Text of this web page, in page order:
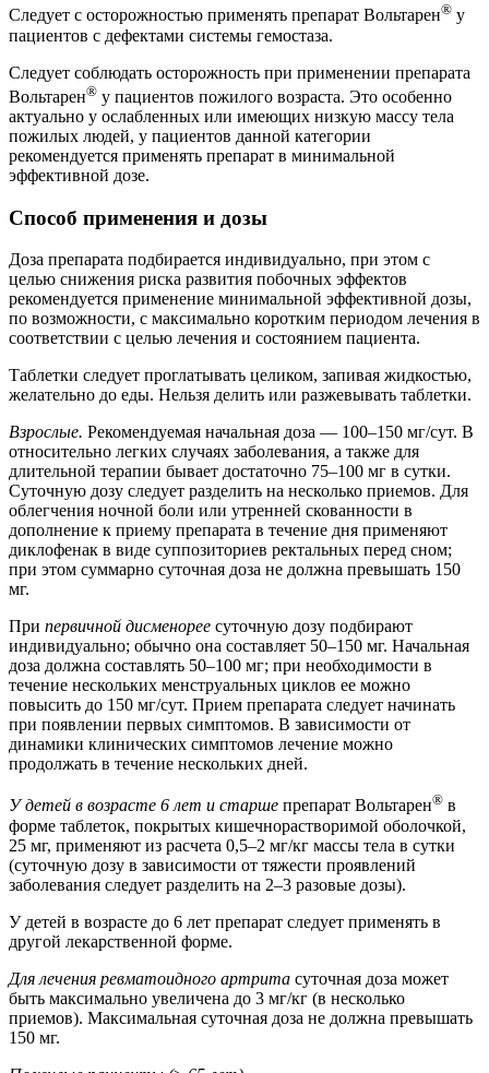
Следует с осторожностью применять препарат Вольтарен® у
пациентов с дефектами системы гемостаза.
Следует соблюдать осторожность при применении препарата
Вольтарен® у пациентов пожилого возраста. Это особенно
актуально у ослабленных или имеющих низкую массу тела
пожилых людей, у пациентов данной категории
рекомендуется применять препарат в минимальной
эффективной дозе.
Способ применения и дозы
Доза препарата подбирается индивидуально, при этом с
целью снижения риска развития побочных эффектов
рекомендуется применение минимальной эффективной дозы,
по возможности, с максимально коротким периодом лечения в
соответствии с целью лечения и состоянием пациента.
Таблетки следует проглатывать целиком, запивая жидкостью,
желательно до еды. Нельзя делить или разжевывать таблетки.
Взрослые. Рекомендуемая начальная доза — 100–150 мг/сут. В
относительно легких случаях заболевания, а также для
длительной терапии бывает достаточно 75–100 мг в сутки.
Суточную дозу следует разделить на несколько приемов. Для
облегчения ночной боли или утренней скованности в
дополнение к приему препарата в течение дня применяют
диклофенак в виде суппозиториев ректальных перед сном;
при этом суммарно суточная доза не должна превышать 150
мг.
При первичной дисменорее суточную дозу подбирают
индивидуально; обычно она составляет 50–150 мг. Начальная
доза должна составлять 50–100 мг; при необходимости в
течение нескольких менструальных циклов ее можно
повысить до 150 мг/сут. Прием препарата следует начинать
при появлении первых симптомов. В зависимости от
динамики клинических симптомов лечение можно
продолжать в течение нескольких дней.
У детей в возрасте 6 лет и старше препарат Вольтарен® в
форме таблеток, покрытых кишечнорастворимой оболочкой,
25 мг, применяют из расчета 0,5–2 мг/кг массы тела в сутки
(суточную дозу в зависимости от тяжести проявлений
заболевания следует разделить на 2–3 разовые дозы).
У детей в возрасте до 6 лет препарат следует применять в
другой лекарственной форме.
Для лечения ревматоидного артрита суточная доза может
быть максимально увеличена до 3 мг/кг (в несколько
приемов). Максимальная суточная доза не должна превышать
150 мг.